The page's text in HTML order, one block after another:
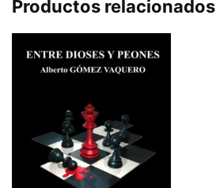
Productos relacionados